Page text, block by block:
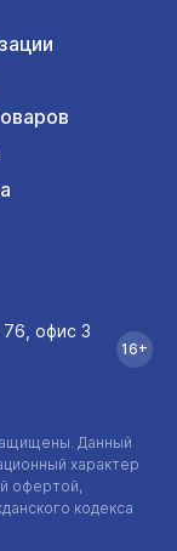
Данный
характер
офертой,
кодекса
офис 3
16+